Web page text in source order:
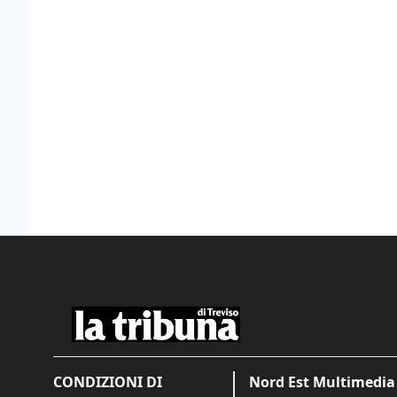
CONDIZIONI DI
Nord Est Multimedia